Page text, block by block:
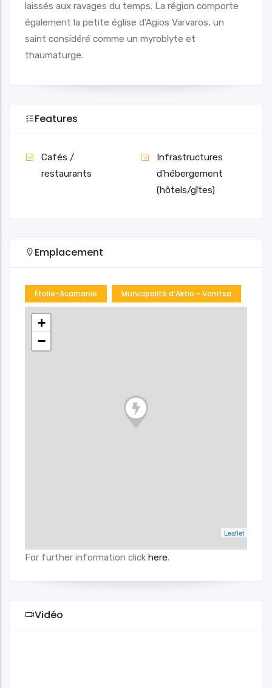
laissés aux ravages du temps. La région comporte
également la petite église d’Agios Varvaros, un
saint considéré comme un myroblyte et
thaumaturge.
Features
Cafés /
restaurants
Infrastructures
d’hébergement
(hôtels/gîtes)
Emplacement
Étolie-Acarnanie Municipalité d’Aktio - Vonitsa
+
−
Leaflet
For further information click here.
Vidéo